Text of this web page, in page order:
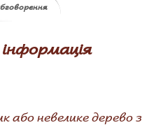
або невелике дерево з